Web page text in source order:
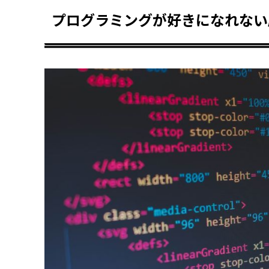
プログラミングが好きになれな